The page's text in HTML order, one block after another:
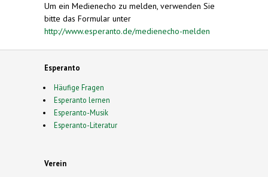
Um ein Medienecho zu melden, verwenden Sie
bitte das Formular unter
http://www.esperanto.de/medienecho-melden
Esperanto
Häufige Fragen
Esperanto lernen
Esperanto-Musik
Esperanto-Literatur
Verein